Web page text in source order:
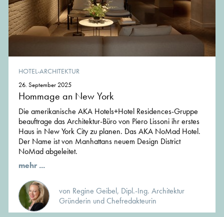
HOTEL-ARCHITEKTUR
26. September 2025
Hommage an New York
Die amerikanische AKA Hotels+Hotel Residences-Gruppe
beauftrage das Architektur-Büro von Piero Lissoni ihr erstes
Haus in New York City zu planen. Das AKA NoMad Hotel.
Der Name ist von Manhattans neuem Design District
NoMad abgeleitet.
mehr ...
von Regine Geibel, Dipl.-Ing. Architektur
Gründerin und Chefredakteurin